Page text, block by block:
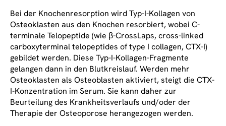
Bei der Knochenresorption wird Typ-I-Kollagen von
Osteoklasten aus den Knochen resorbiert, wobei C-
terminale Telopeptide (wie β-CrossLaps, cross-linked
carboxyterminal telopeptides of type I collagen, CTX-I)
gebildet werden. Diese Typ-I-Kollagen-Fragmente
gelangen dann in den Blutkreislauf. Werden mehr
Osteoklasten als Osteoblasten aktiviert, steigt die CTX-
I-Konzentration im Serum. Sie kann daher zur
Beurteilung des Krankheitsverlaufs und/oder der
Therapie der Osteoporose herangezogen werden.